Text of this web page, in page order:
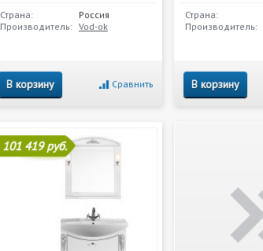
Страна:
Россия
Производитель: Vod-ok
В корзину Сравнить
Страна:
Производитель:
В корзину
101 419 руб.